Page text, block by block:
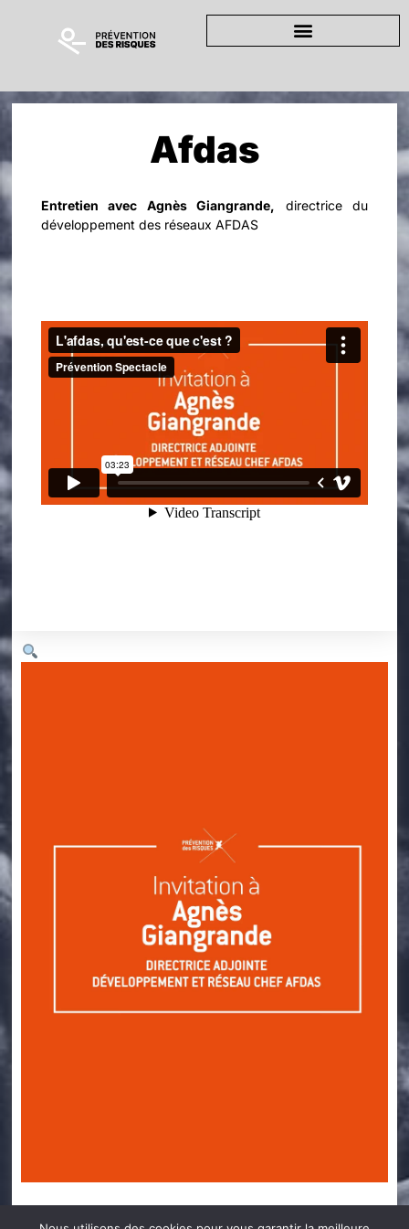
Afdas
Entretien avec Agnès Giangrande, directrice du
développement des réseaux AFDAS